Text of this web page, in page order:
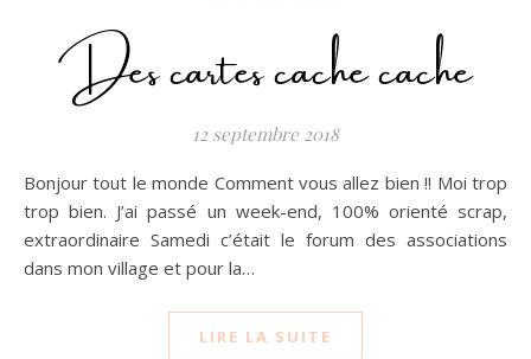
Des cartes cache cache
12 septembre 2018
Bonjour tout le monde Comment vous allez bien !! Moi trop
trop bien. J’ai passé un week-end, 100% orienté scrap,
extraordinaire Samedi c’était le forum des associations
dans mon village et pour la…
LIRE LA SUITE